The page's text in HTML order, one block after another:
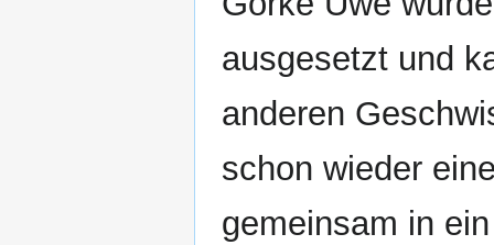
ausgesetzt und
anderen
schon wieder
gemeinsam in